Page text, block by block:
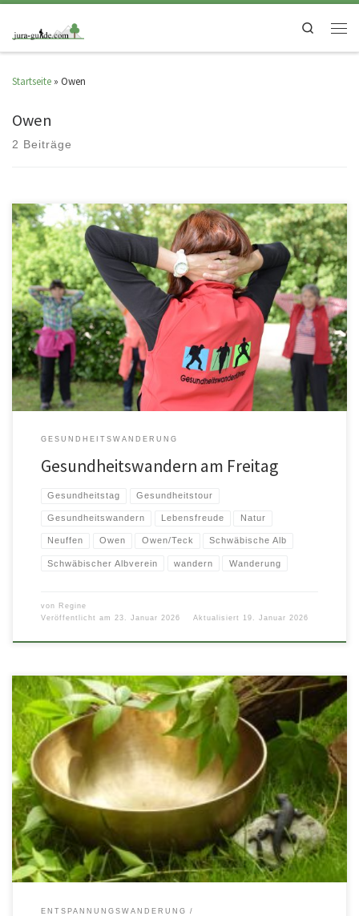
Search
Startseite » Owen
Owen
2 Beiträge
Gesundheitswandern – Let´s go Gesundheitswandern ist ein tolles
Bewegungsprogramm das Wandern, Geselligkeit, Naturerlebnis und
physiotherapeutische Übungen wirkungsvoll kombiniert. Dass dieses […]
GESUNDHEITSWANDERUNG
Gesundheitswandern am Freitag
Gesundheitstag Gesundheitstour
Gesundheitswandern Lebensfreude Natur
Neuffen Owen Owen/Teck Schwäbische Alb
Schwäbischer Albverein wandern Wanderung
von Regine
Veröffentlicht am 23. Januar 2026 Aktualisiert 19. Januar 2026
FrauenSpecial – mit dem Schwäbischen Albverein Sind wir Frauen nicht
alle Engel ohne Flügel? Bei dieser Nachmittagsrunde werden wir die […]
ENTSPANNUNGSWANDERUNG